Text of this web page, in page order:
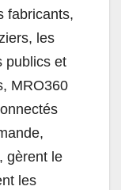
fabricants,
les
publics et
MRO360
gèrent le
les